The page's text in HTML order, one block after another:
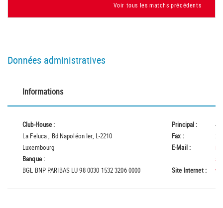
Voir tous les matchs précédents
Données administratives
Informations
Club-House :
La Feluca , Bd Napoléon Ier, L-2210
Luxembourg
Banque :
BGL BNP PARIBAS LU 98 0030 1532 3206 0000
Principal :
Fax :
E-Mail :
Site Internet :